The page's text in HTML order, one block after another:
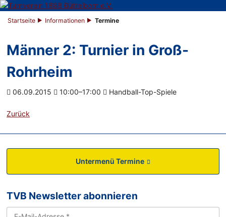
Startseite Informationen Termine
Männer 2: Turnier in Groß-
Rohrheim
06.09.2015 10:00–17:00 Handball-Top-Spiele
Zurück
Untermenü Termine
TVB Newsletter abonnieren